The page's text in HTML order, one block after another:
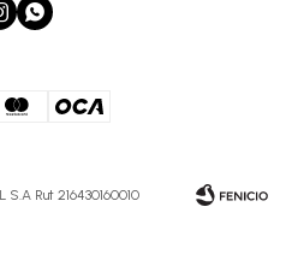

Rut 216430160010